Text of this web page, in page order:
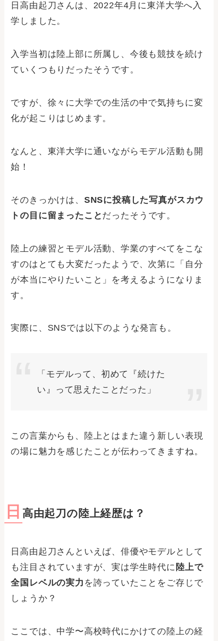
日高由起刀さんは、2022年4月に東洋大学へ入
学しました。
入学当初は陸上部に所属し、今後も競技を続け
ていくつもりだったそうです。
ですが、徐々に大学での生活の中で気持ちに変
化が起こりはじめます。
なんと、東洋大学に通いながらモデル活動も開
始！
そのきっかけは、 SNSに投稿した写真がスカウ
トの目に留まったこと だったそうです。
陸上の練習とモデル活動、学業のすべてをこな
すのはとても大変だったようで、次第に「自分
が本当にやりたいこと」を考えるようになりま
す。
実際に、SNSでは以下のような発言も。
「モデルって、初めて『続けた
い』って思えたことだった」
この言葉からも、陸上とはまた違う新しい表現
の場に魅力を感じたことが伝わってきますね。
日 高由起刀の陸上経歴は？
日高由起刀さんといえば、俳優やモデルとして
も注目されていますが、実は学生時代に 陸上で
全国レベルの実力 を誇っていたことをご存じで
しょうか？
ここでは、中学〜高校時代にかけての陸上の経